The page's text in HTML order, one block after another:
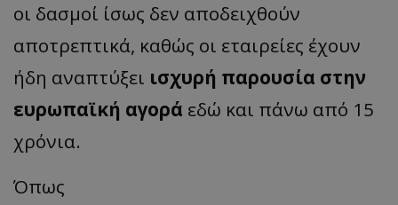
οι δασμοί ίσως δεν αποδειχθούν
αποτρεπτικά, καθώς οι εταιρείες έχουν
ήδη αναπτύξει ισχυρή παρουσία στην
ευρωπαϊκή αγορά εδώ και πάνω από 15
χρόνια.
Όπως